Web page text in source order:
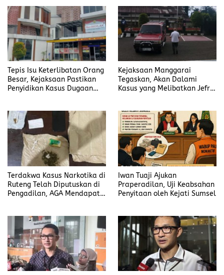
Tepis Isu Keterlibatan Orang
Besar, Kejaksaan Pastikan
Penyidikan Kasus Dugaan
Kejaksaan Manggarai
Tegaskan, Akan Dalami
Kasus yang Melibatkan Jefrin
Terdakwa Kasus Narkotika di
Ruteng Telah Diputuskan di
Pengadilan, AGA Mendapat
Iwan Tuaji Ajukan
Praperadilan, Uji Keabsahan
Penyitaan oleh Kejati Sumsel